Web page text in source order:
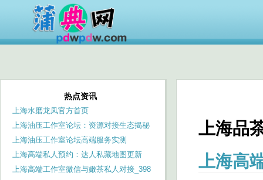
上海品
上海高
热点资讯
上海水磨龙凤官方首页
上海油压工作室论坛：资源对接生态揭秘
上海油压工作室论坛高端服务实测
上海高端私人预约：达人私藏地图更新
‌上海高端工作室微信与嫩茶私人对接‌_398